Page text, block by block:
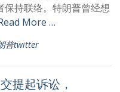
持联络。特朗普曾经想
More …
普twitter
提起诉讼，